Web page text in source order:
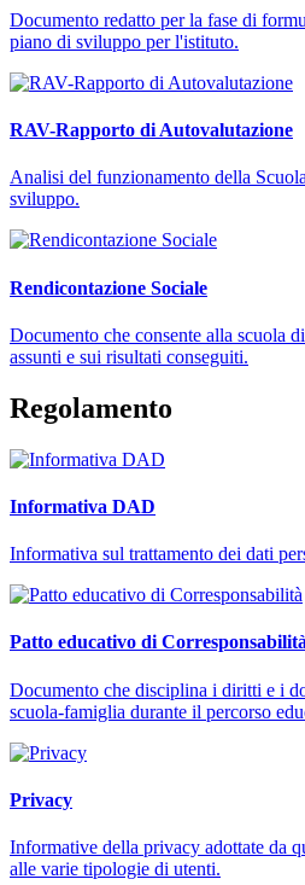
Documento redatto per la fase di
piano di sviluppo per l'istituto.
RAV-Rapporto di Autovalutazione
Analisi del funzionamento della
sviluppo.
Rendicontazione Sociale
Documento che consente alla scuola
assunti e sui risultati conseguiti.
Regolamento
Informativa DAD
Informativa sul trattamento dei dati
Patto educativo di
Documento che disciplina i diritti e i
scuola-famiglia durante il percorso
Privacy
Informative della privacy adottate da
alle varie tipologie di utenti.